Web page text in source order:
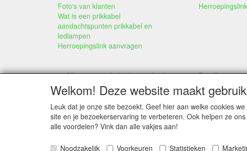
Foto's van klanten
Wat is een prikkabel
aandachtspunten prikkabel en
ledlampen
Herroepingslink aanvragen
Alle genoemde bedragen in deze
webwinkel
zijn inclusief 21% BTW
Betalingen:
Wero
Paypal
Welkom! Deze website maakt
Leuk dat je onze site bezoekt. Geef hier aan welke cookies
site en je bezoekerservaring te verbeteren. Ook helpen ze
alle voordelen? Vink dan alle vakjes aan!
Noodzakelijk Voorkeuren Statistieken